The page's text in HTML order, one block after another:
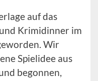
auf das
Krimidinner im
Wir
Spielidee aus
begonnen,